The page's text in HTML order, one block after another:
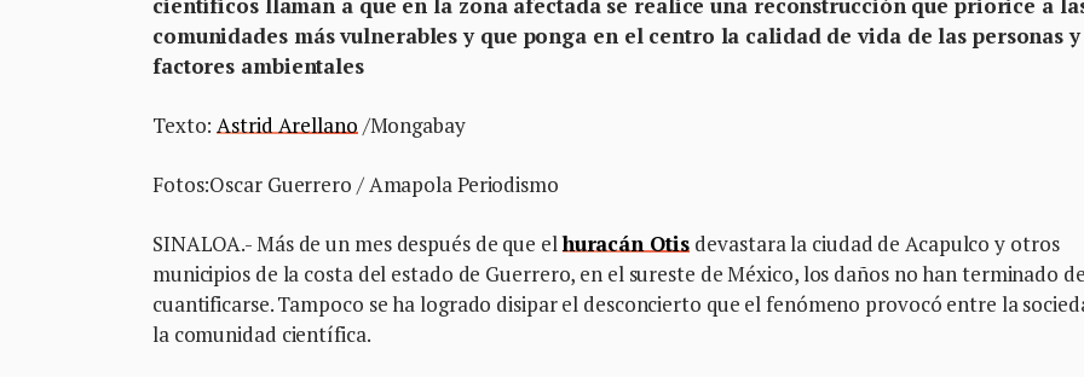
comunidades más vulnerables y que ponga en el centro la calidad de vida de las personas
factores ambientales
Texto:Astrid Arellano/Mongabay
Fotos:Oscar Guerrero / Amapola Periodismo
SINALOA.- Más de un mes después de que elhuracán Otis devastara la ciudad de Acapulco y otros
municipios de la costa del estado de Guerrero, en el sureste de México, los daños no han terminado
cuantificarse. Tampoco se ha logrado disipar el desconcierto que el fenómeno provocó entre la
la comunidad científica.